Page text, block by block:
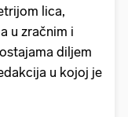
lica,
u zračnim i
diljem
u kojoj je